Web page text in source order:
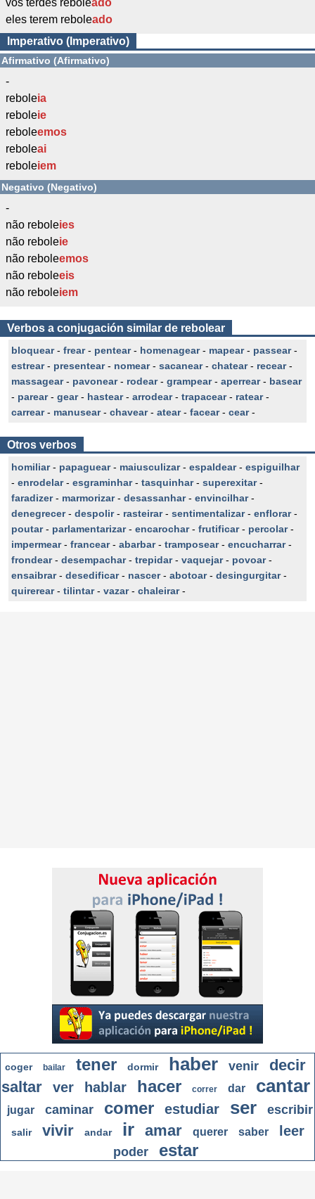
vós terdes reboleado
eles terem reboleado
Imperativo (Imperativo)
Afirmativo (Afirmativo)
-
reboleia
reboleie
reboleemos
reboleai
reboleiem
Negativo (Negativo)
-
não reboleies
não reboleie
não reboleemos
não reboleeis
não reboleiem
Verbos a conjugación similar de rebolear
bloquear- frear- pentear- homenagear- mapear- passear-
estrear- presentear- nomear- sacanear- chatear- recear-
massagear- pavonear- rodear- grampear- aperrear- basear
- parear- gear- hastear- arrodear- trapacear- ratear-
carrear- manusear- chavear- atear- facear- cear-
Otros verbos
homiliar- papaguear- maiusculizar- espaldear- espiguilhar
- enrodelar- esgraminhar- tasquinhar- superexitar-
faradizer- marmorizar- desassanhar- envincilhar-
denegrecer- despolir- rasteirar- sentimentalizar- enflorar-
poutar- parlamentarizar- encarochar- frutificar- percolar-
impermear- francear- abarbar- tramposear- encucharrar-
frondear- desempachar- trepidar- vaquejar- povoar-
ensaibrar- desedificar- nascer- abotoar- desingurgitar-
quirerear- tilintar- vazar- chaleirar-
coger bailar tener dormir haber venir
decir
saltar
ver hablar hacer correr dar cantar
jugar caminar comer estudiar ser escribir
salir vivir andar ir amar querer saber leer
poder estar